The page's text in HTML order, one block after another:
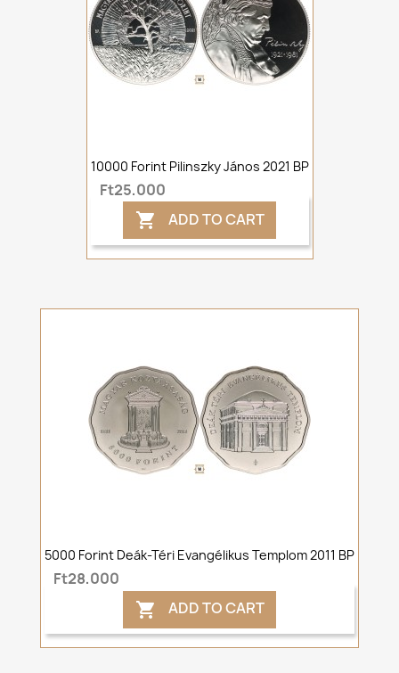
10000 Forint Pilinszky János 2021 BP
Ft25,000
 ADD TO CART
5000 Forint Deák-Téri Evangélikus Templom 2011 BP
Ft28,000
 ADD TO CART